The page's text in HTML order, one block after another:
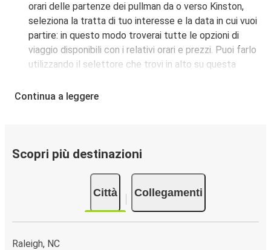
orari delle partenze dei pullman da o verso Kinston,
seleziona la tratta di tuo interesse e la data in cui vuoi
partire: in questo modo troverai tutte le opzioni di
viaggio disponibili con i relativi orari e prezzi. Puoi farlo
utilizzando il selettore che trovi in alto su questa
interattiva.
Città collegate a Kinston:
Continua a leggere
Scopri più destinazioni
Città Collegamenti
Raleigh, NC